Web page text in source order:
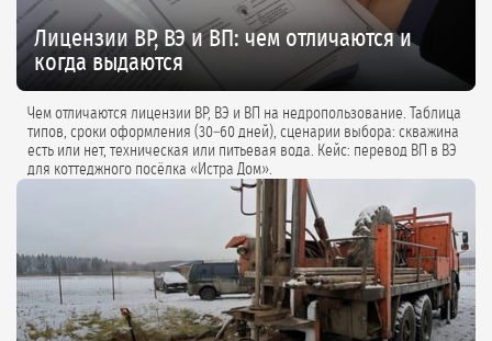
Лицензии ВР, ВЭ и ВП: чем отличаются и
когда выдаются
Чем отличаются лицензии ВР, ВЭ и ВП на недропользование. Таблица
типов, сроки оформления (30–60 дней), сценарии выбора: скважина
есть или нет, техническая или питьевая вода. Кейс: перевод ВП в ВЭ
для коттеджного посёлка «Истра Дом».